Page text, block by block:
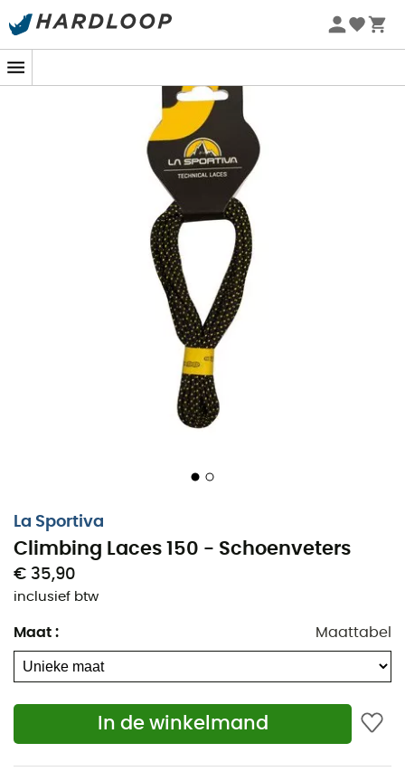
Zomeraanbiedingen 🔥 -5% EXTRA vanaf 2 producten* met
La Sportiva
Climbing Laces 150 - Schoenveters
€ 35,90
inclusief btw
Maat : Maattabel
In de winkelmand
Het is nutteloos om goede klimschoenen te hebben
zonder goede schoenveters!